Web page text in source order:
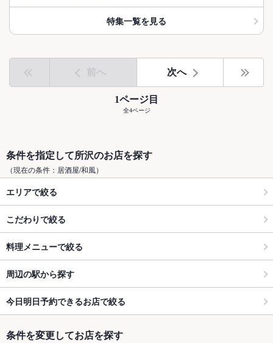
特集一覧を見る
前へ 次へ
1ページ目
全4ページ
条件を指定して所沢のお店を探す
（現在の条件：居酒屋/和風）
エリアで絞る
こだわりで絞る
料理メニューで絞る
周辺の駅から探す
今日明日予約できるお店で絞る
条件を変更してお店を探す